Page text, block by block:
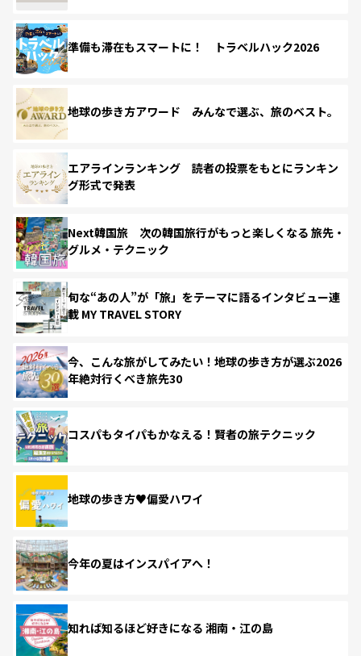
準備も滞在もスマートに！ トラベルハック2026
地球の歩き方アワード みんなで選ぶ、旅のベスト。
エアラインランキング 読者の投票をもとにランキン
グ形式で発表
Next韓国旅 次の韓国旅行がもっと楽しくなる 旅先・
グルメ・テクニック
旬な“あの人”が「旅」をテーマに語るインタビュー連
載 MY TRAVEL STORY
今、こんな旅がしてみたい！地球の歩き方が選ぶ2026
年絶対行くべき旅先30
コスパもタイパもかなえる！賢者の旅テクニック
地球の歩き方♥偏愛ハワイ
今年の夏はインスパイアへ！
知れば知るほど好きになる 湘南・江の島